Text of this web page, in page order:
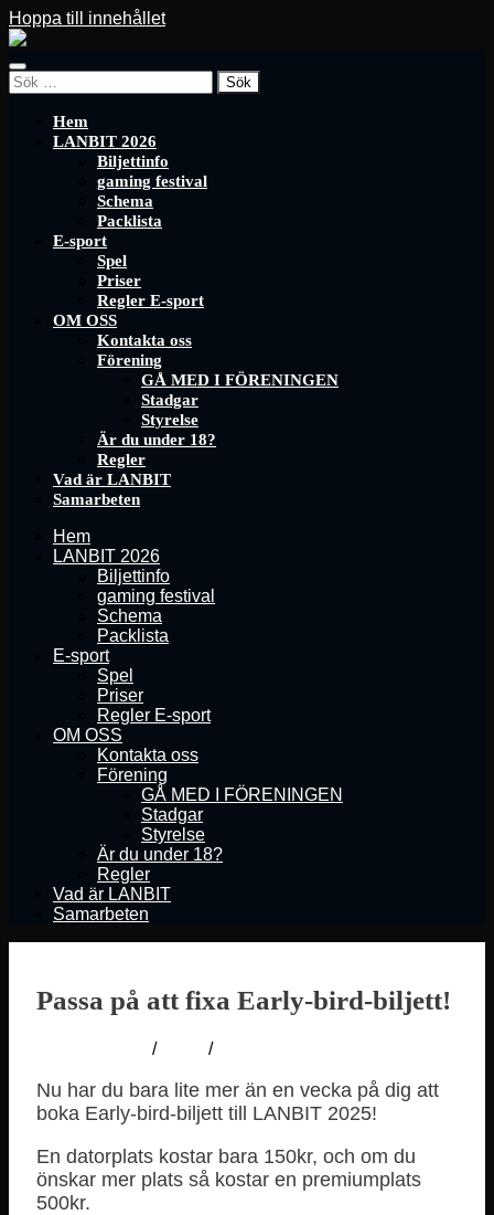
Hoppa till innehållet
LANBIT
Slå
på/av
Sök
efter:
Hem
LANBIT 2026
Biljettinfo
gaming festival
Schema
Packlista
E-sport
Spel
Priser
Regler E-sport
OM OSS
Kontakta oss
Förening
GÅ MED I FÖRENINGEN
Stadgar
Styrelse
Är du under 18?
Regler
Vad är LANBIT
Samarbeten
Hem
LANBIT 2026
Biljettinfo
gaming festival
Schema
Packlista
E-sport
Spel
Priser
Regler E-sport
OM OSS
Kontakta oss
Förening
GÅ MED I FÖRENINGEN
Stadgar
Styrelse
Är du under 18?
Regler
Vad är LANBIT
Samarbeten
Passa på att fixa Early-bird-biljett!
/ /
Nu har du bara lite mer än en vecka på dig att
boka Early-bird-biljett till LANBIT 2025!
En datorplats kostar bara 150kr, och om du
önskar mer plats så kostar en premiumplats
500kr.